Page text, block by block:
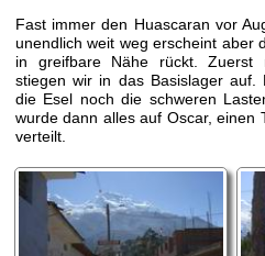
Fast immer den Huascaran vor
unendlich weit weg erscheint aber
in greifbare Nähe rückt. Zuerst
stiegen wir in das Basislager auf.
die Esel noch die schweren
wurde dann alles auf Oscar, einen
verteilt.